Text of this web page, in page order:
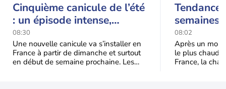
Cinquième canicule de l’été
: un épisode intense,
durable et étendu la
semaine prochaine
08:30
Une nouvelle canicule va s’installer en
France à partir de dimanche et surtout
en début de semaine prochaine. Les
Tendance
semaines
septembre
08:02
Après un
le plus chaud
France, la